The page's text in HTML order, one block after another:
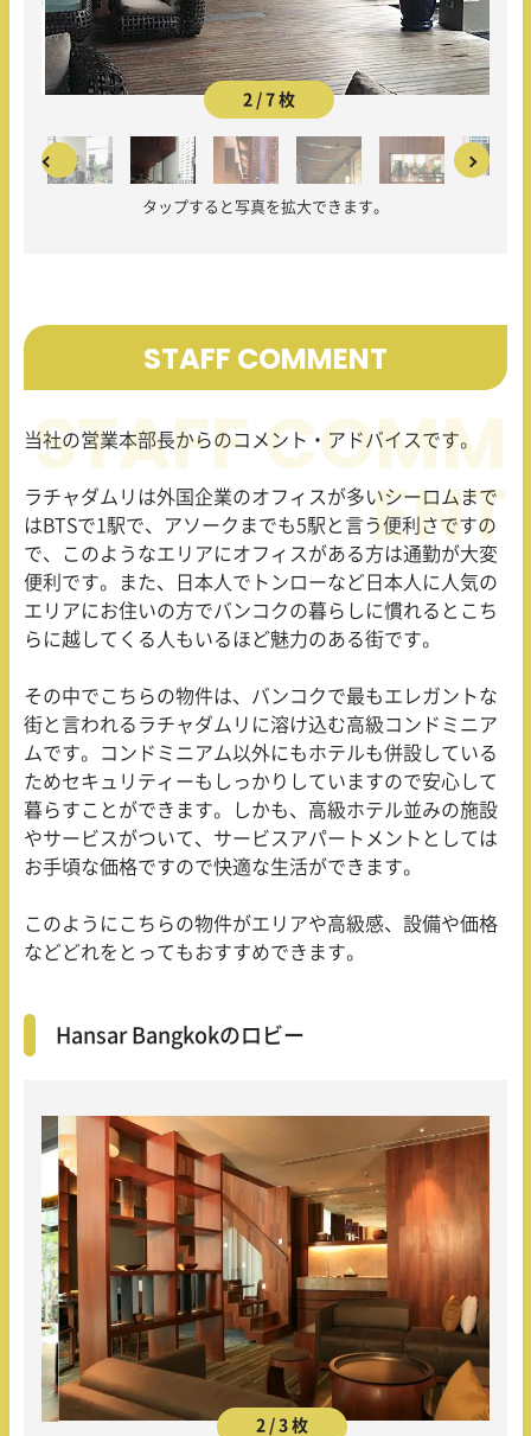
2 / 7 枚
タップすると写真を拡大できます。
STAFF COMMENT
当社の営業本部長からのコメント・アドバイスです。
ラチャダムリは外国企業のオフィスが多いシーロムまで
はBTSで1駅で、アソークまでも5駅と言う便利さですの
で、このようなエリアにオフィスがある方は通勤が大変
便利です。また、日本人でトンローなど日本人に人気の
エリアにお住いの方でバンコクの暮らしに慣れるとこち
らに越してくる人もいるほど魅力のある街です。
その中でこちらの物件は、バンコクで最もエレガントな
街と言われるラチャダムリに溶け込む高級コンドミニア
ムです。コンドミニアム以外にもホテルも併設している
ためセキュリティーもしっかりしていますので安心して
暮らすことができます。しかも、高級ホテル並みの施設
やサービスがついて、サービスアパートメントとしては
お手頃な価格ですので快適な生活ができます。
このようにこちらの物件がエリアや高級感、設備や価格
などどれをとってもおすすめできます。
Hansar Bangkokのロビー
2 / 3 枚